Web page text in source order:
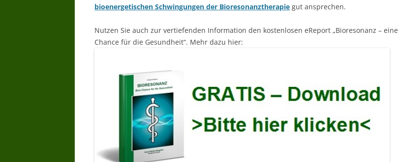
bioenergetischen Schwingungen der Bioresonanztherapie gut ansprechen.
Nutzen Sie auch zur vertiefenden Information den kostenlosen eReport „Bioresonanz – eine
Chance für die Gesundheit“. Mehr dazu hier: